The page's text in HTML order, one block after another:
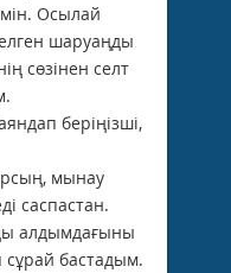
Осылай
шаруаңды
сөзінен селт
беріңізші,
мынау
сас­пастан.
алдымдағыны
сұрай бастадым.